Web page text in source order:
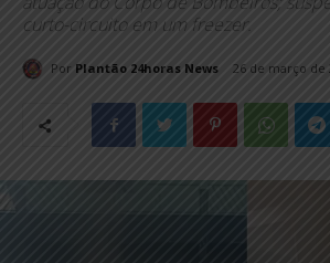
curto-circuito em um freezer.
Por Plantão 24horas News 26 de março de